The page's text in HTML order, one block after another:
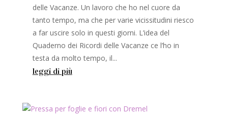
delle Vacanze. Un lavoro che ho nel cuore da
tanto tempo, ma che per varie vicissitudini riesco
a far uscire solo in questi giorni. L’idea del
Quaderno dei Ricordi delle Vacanze ce l’ho in
testa da molto tempo, il...
leggi di più